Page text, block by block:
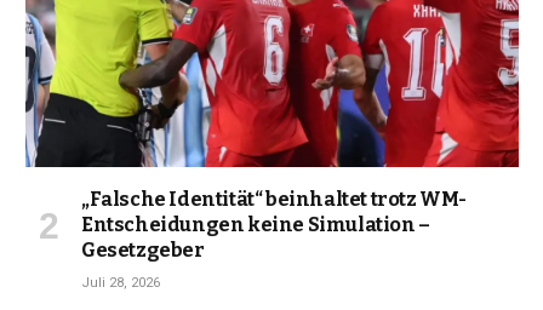
„Falsche Identität“ beinhaltet trotz WM-
Entscheidungen keine Simulation –
Gesetzgeber
Juli 28, 2026